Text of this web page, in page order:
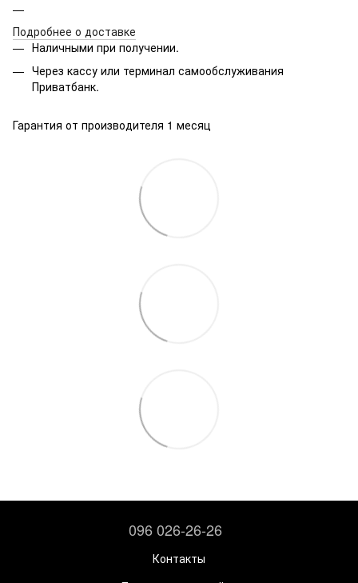
Подробнее о доставке
Наличными при получении.
Через кассу или терминал самообслуживания
Приватбанк.
Гарантия от производителя 1 месяц
096 026-26-26
Контакты